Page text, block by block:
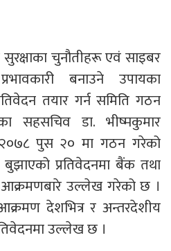
चुनौतीहरू एवं साइबर
बनाउने उपायका
तयार गर्न समिति गठन
सहसचिव डा. भीष्मकुमार
पुस २० मा गठन गरेको
प्रतिवेदनमा बैंक तथा
आक्रमणबारे उल्लेख गरेको छ ।
देशभित्र र अन्तरदेशीय
उल्लेख छ ।